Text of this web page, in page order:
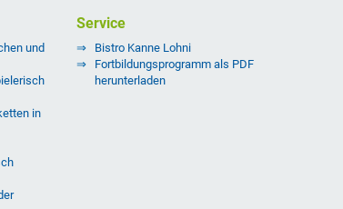
und
in
Service
Bistro Kanne Lohni
Fortbildungsprogramm als PDF
herunterladen